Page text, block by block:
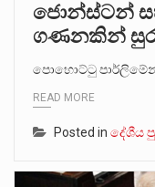
ජොන්ස්ටන්
ගණනකින්
පොහොට්ටු
READ MORE
Posted in දේශීය